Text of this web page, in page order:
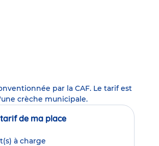
par la CAF. Le tarif est
crèche municipale.
de ma place
à charge